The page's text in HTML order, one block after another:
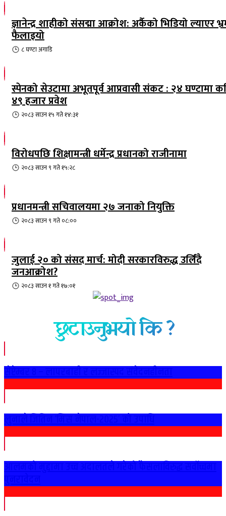
ज्ञानेन्द्र शाहीको संसद्मा आक्रोश: अर्कैको भिडियो ल्याएर
फैलाइयो
८ घण्टाअगाडि
स्पेनको सेउटामा अभूतपूर्व आप्रवासी संकट : २४ घण्टामा
४९ हजार प्रवेश
२०८३ साउन १५ गते १४:३१
विरोधपछि शिक्षामन्त्री धर्मेन्द्र प्रधानको राजीनामा
२०८३ साउन ९ गते १५:२८
प्रधानमन्त्री सचिवालयमा २७ जनाको नियुक्ति
२०८३ साउन ९ गते ०८:००
जुलाई २० को संसद मार्च: मोदी सरकारविरुद्ध उर्लिंदै
जनआक्रोश?
२०८३ साउन १ गते १७:०१
छुटाउनुभयो कि ?